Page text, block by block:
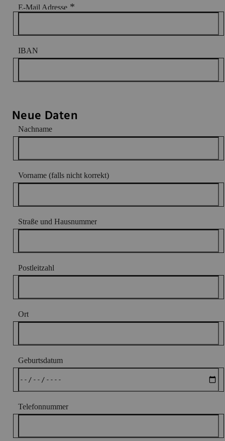
E-Mail Adresse *
IBAN
Neue Daten
Nachname
Vorname (falls nicht korrekt)
Straße und Hausnummer
Postleitzahl
Ort
Geburtsdatum
Telefonnummer